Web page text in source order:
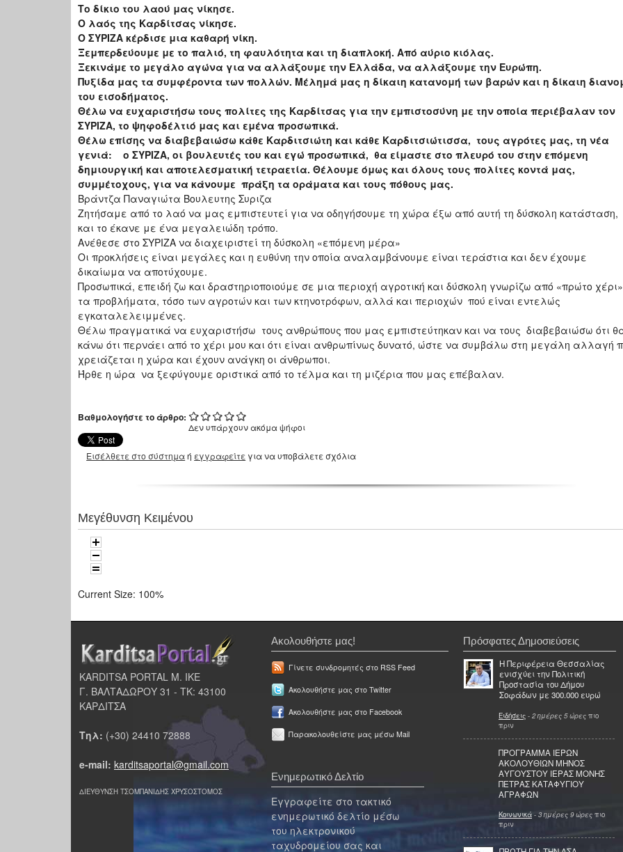
Το δίκιο του λαού μας νίκησε.
Ο λαός της Καρδίτσας νίκησε.
Ο ΣΥΡΙΖΑ κέρδισε μια καθαρή νίκη.
Ξεμπερδεύουμε με το παλιό, τη φαυλότητα και τη διαπλοκή. Από αύριο κιόλας.
Ξεκινάμε το μεγάλο αγώνα για να αλλάξουμε την Ελλάδα, να αλλάξουμε την Ευρώπη.
Πυξίδα μας τα συμφέροντα των πολλών. Μέλημά μας η δίκαιη κατανομή των βαρών και η δίκαιη
του εισοδήματος.
Θέλω να ευχαριστήσω τους πολίτες της Καρδίτσας για την εμπιστοσύνη με την οποία περιέβαλαν τον
ΣΥΡΙΖΑ, το ψηφοδέλτιό μας και εμένα προσωπικά.
Θέλω επίσης να διαβεβαιώσω κάθε Καρδιτσιώτη και κάθε Καρδιτσιώτισσα, τους αγρότες μας, τη νέα
γενιά: ο ΣΥΡΙΖΑ, οι βουλευτές του και εγώ προσωπικά, θα είμαστε στο πλευρό του στην επόμενη
δημιουργική και αποτελεσματική τετραετία. Θέλουμε όμως και όλους τους πολίτες κοντά μας,
συμμέτοχους, για να κάνουμε πράξη τα οράματα και τους πόθους μας.
Βράντζα Παναγιώτα Βουλευτης Συριζα
Ζητήσαμε από το λαό να μας εμπιστευτεί για να οδηγήσουμε τη χώρα έξω από αυτή τη δύσκολη κατάσταση,
και το έκανε με ένα μεγαλειώδη τρόπο.
Ανέθεσε στο ΣΥΡΙΖΑ να διαχειριστεί τη δύσκολη «επόμενη μέρα»
Οι προκλήσεις είναι μεγάλες και η ευθύνη την οποία αναλαμβάνουμε είναι τεράστια και δεν έχουμε
δικαίωμα να αποτύχουμε.
Προσωπικά, επειδή ζω και δραστηριοποιούμε σε μια περιοχή αγροτική και δύσκολη γνωρίζω από «πρώτο χέρι»
τα προβλήματα, τόσο των αγροτών και των κτηνοτρόφων, αλλά και περιοχών πού είναι εντελώς
εγκαταλελειμμένες.
Θέλω πραγματικά να ευχαριστήσω τους ανθρώπους που μας εμπιστεύτηκαν και να τους διαβεβαιώσω ότι
κάνω ότι περνάει από το χέρι μου και ότι είναι ανθρωπίνως δυνατό, ώστε να συμβάλω στη μεγάλη αλλαγή
χρειάζεται η χώρα και έχουν ανάγκη οι άνθρωποι.
Ήρθε η ώρα να ξεφύγουμε οριστικά από το τέλμα και τη μιζέρια που μας επέβαλαν.
Βαθμολογήστε το άρθρο:
Δεν υπάρχουν ακόμα ψήφοι
Εισέλθετε στο σύστημαή εγγραφείτε για να υποβάλετε σχόλια
Μεγέθυνση Κειμένου
Current Size: 100%
KARDITSA PORTAL Μ. ΙΚΕ
Γ. ΒΑΛΤΑΔΩΡΟΥ 31 - ΤΚ: 43100
ΚΑΡΔΙΤΣΑ
Τηλ: (+30) 24410 72888
e-mail: karditsaportal@gmail.com
ΔΙΕΥΘΥΝΣΗ ΤΣΟΜΠΑΝΙΔΗΣ ΧΡΥΣΟΣΤΟΜΟΣ
Ακολουθήστε μας!
Γίνετε συνδρομητές στο RSS Feed
Ακολουθήστε μας στο Twitter
Ακολουθήστε μας στο Facebook
Παρακολουθείστε μας μέσω Mail
Ενημερωτικό Δελτίο
Εγγραφείτε στο τακτικό
ενημερωτικό δελτίο μέσω
του ηλεκτρονικού
ταχυδρομείου σας και
Πρόσφατες Δημοσιεύσεις
Η Περιφέρεια Θεσσαλίας
ενισχύει την Πολιτική
Προστασία του Δήμου
Σοφάδων με 300.000 ευρώ
Ειδήσεις - 2 ημέρες 5 ώρες πιο
πριν
ΠΡΟΓΡΑΜΜΑ ΙΕΡΩΝ
ΑΚΟΛΟΥΘΙΩΝ ΜΗΝΟΣ
ΑΥΓΟΥΣΤΟΥ ΙΕΡΑΣ ΜΟΝΗΣ
ΠΕΤΡΑΣ ΚΑΤΑΦΥΓΙΟΥ
ΑΓΡΑΦΩΝ
Κοινωνικά - 3 ημέρες 9 ώρες πιο
πριν